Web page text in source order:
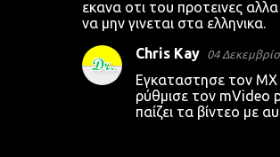
εκανα οτι του προτεινες
να μην γινεται στα ελληνικα.
Chris Kay 04
Εγκαταστησε τον MX
ρύθμισε τον mVideo
παίζει τα βίντεο με